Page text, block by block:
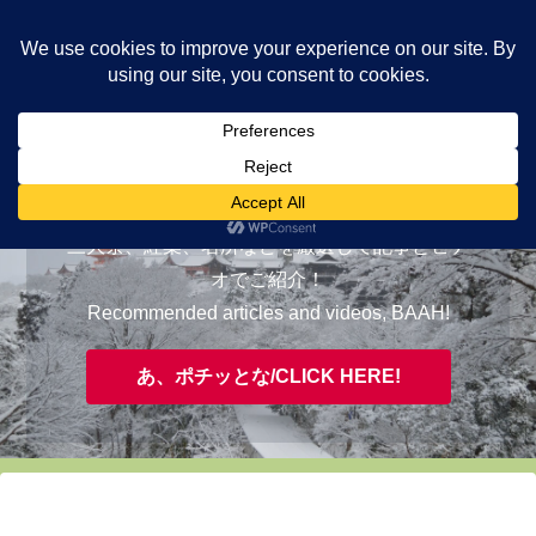
EVAAH!
おすすめ/RECOMMENDED
三大祭、紅葉、名所などを厳選して記事とビデ
オでご紹介！
Recommended articles and videos, BAAH!
あ、ポチッとな/CLICK HERE!